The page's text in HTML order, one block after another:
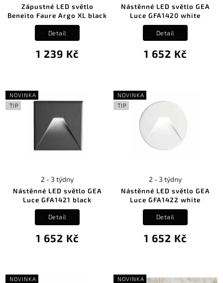
Zápustné LED světlo
Beneito Faure Argo XL black
1 239 Kč
Detail
Nástěnné LED světlo GEA
Luce GFA1420 white
1 652 Kč
Detail
NOVINKA
TIP
Nástěnné LED světlo GEA
Luce GFA1421 black
2 - 3 týdny
1 652 Kč
Detail
NOVINKA
TIP
Nástěnné LED světlo GEA
Luce GFA1422 white
2 - 3 týdny
1 652 Kč
Detail
NOVINKA
NOVINKA